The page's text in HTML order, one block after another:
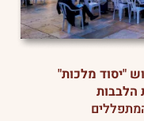
"יסוד מלכות"
הלבבות